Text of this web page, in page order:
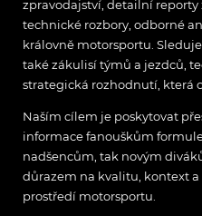
zpravodajství, detailní reporty
technické rozbory, odborné
královně motorsportu.
také zákulisí týmů a jezdců,
strategická rozhodnutí, která
Naším cílem je poskytovat
informace fanouškům
nadšencům, tak novým
důrazem na kvalitu, kontext
prostředí motorsportu.